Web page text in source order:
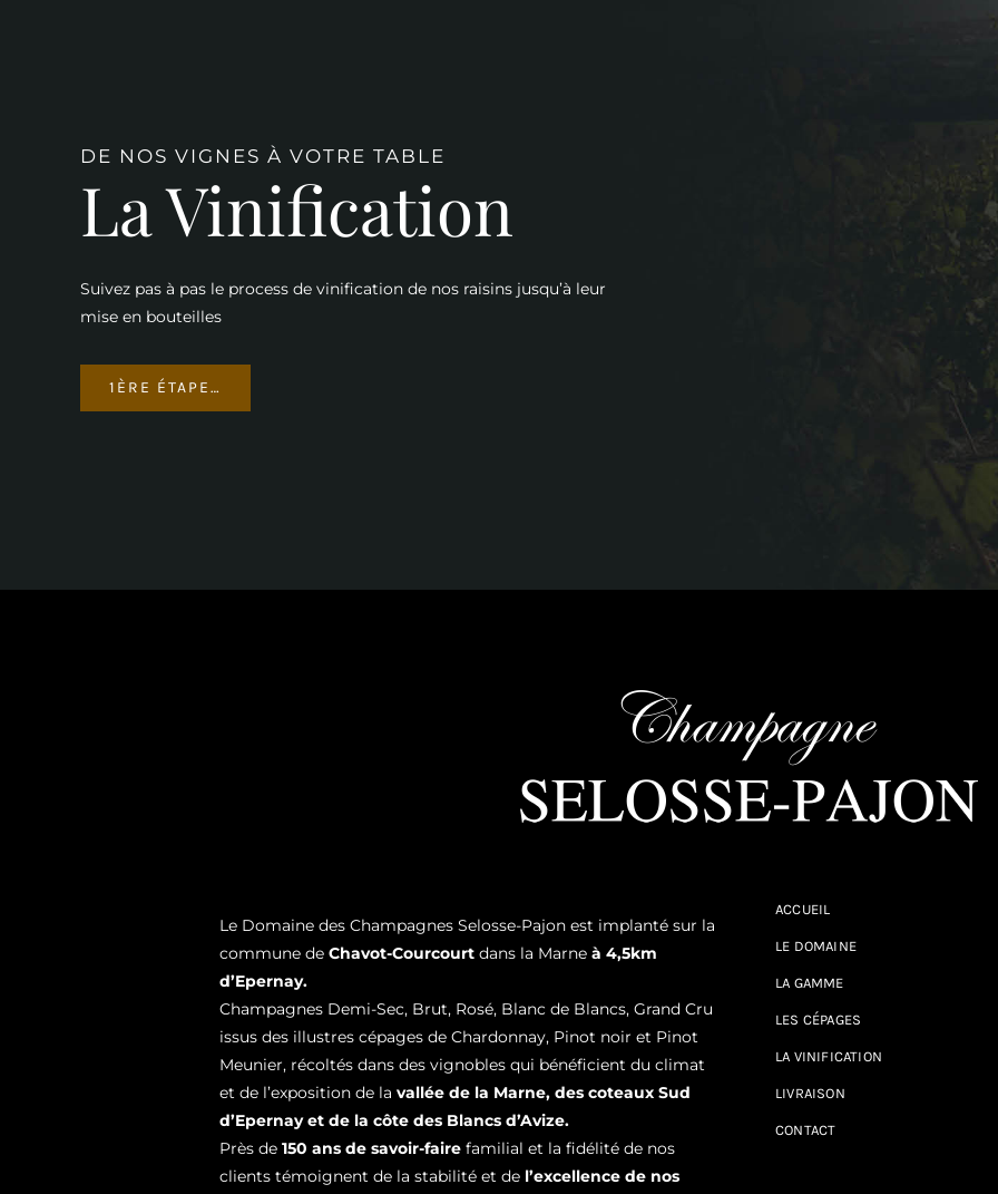
DE NOS VIGNES À VOTRE TABLE
La Vinification
Suivez pas à pas le process de vinification de nos raisins jusqu’à leur
mise en bouteilles
1ÈRE ÉTAPE…
Le Domaine des Champagnes Selosse-Pajon est implanté sur la
commune de Chavot-Courcourtdans la Marne à 4,5km
d’Epernay.
Champagnes Demi-Sec, Brut, Rosé, Blanc de Blancs, Grand Cru
issus des illustres cépages de Chardonnay, Pinot noir et Pinot
Meunier, récoltés dans des vignobles qui bénéficient du climat
et de l’exposition de la vallée de la Marne, des coteaux Sud
d’Epernay et de la côte des Blancs d’Avize.
Près de 150 ans de savoir-fairefamilial et la fidélité de nos
clients témoignent de la stabilité et de l’excellence de nos
ACCUEIL
LE DOMAINE
LA GAMME
LES CÉPAGES
LA VINIFICATION
LIVRAISON
CONTACT